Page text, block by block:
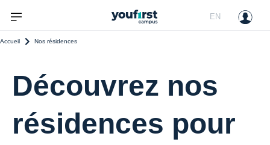
EN
Accueil Nos résidences
Découvrez nos
résidences pour